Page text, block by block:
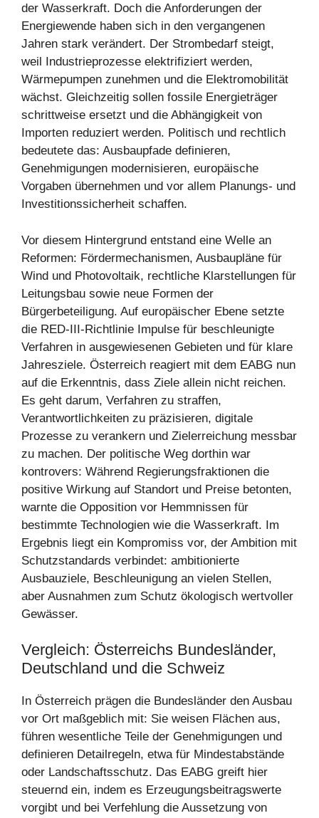
der Wasserkraft. Doch die Anforderungen der
Energiewende haben sich in den vergangenen
Jahren stark verändert. Der Strombedarf steigt,
weil Industrieprozesse elektrifiziert werden,
Wärmepumpen zunehmen und die Elektromobilität
wächst. Gleichzeitig sollen fossile Energieträger
schrittweise ersetzt und die Abhängigkeit von
Importen reduziert werden. Politisch und rechtlich
bedeutete das: Ausbaupfade definieren,
Genehmigungen modernisieren, europäische
Vorgaben übernehmen und vor allem Planungs- und
Investitionssicherheit schaffen.
Vor diesem Hintergrund entstand eine Welle an
Reformen: Fördermechanismen, Ausbaupläne für
Wind und Photovoltaik, rechtliche Klarstellungen für
Leitungsbau sowie neue Formen der
Bürgerbeteiligung. Auf europäischer Ebene setzte
die RED-III-Richtlinie Impulse für beschleunigte
Verfahren in ausgewiesenen Gebieten und für klare
Jahresziele. Österreich reagiert mit dem EABG nun
auf die Erkenntnis, dass Ziele allein nicht reichen.
Es geht darum, Verfahren zu straffen,
Verantwortlichkeiten zu präzisieren, digitale
Prozesse zu verankern und Zielerreichung messbar
zu machen. Der politische Weg dorthin war
kontrovers: Während Regierungsfraktionen die
positive Wirkung auf Standort und Preise betonten,
warnte die Opposition vor Hemmnissen für
bestimmte Technologien wie die Wasserkraft. Im
Ergebnis liegt ein Kompromiss vor, der Ambition mit
Schutzstandards verbindet: ambitionierte
Ausbauziele, Beschleunigung an vielen Stellen,
aber Ausnahmen zum Schutz ökologisch wertvoller
Gewässer.
Vergleich: Österreichs Bundesländer,
Deutschland und die Schweiz
In Österreich prägen die Bundesländer den Ausbau
vor Ort maßgeblich mit: Sie weisen Flächen aus,
führen wesentliche Teile der Genehmigungen und
definieren Detailregeln, etwa für Mindestabstände
oder Landschaftsschutz. Das EABG greift hier
steuernd ein, indem es Erzeugungsbeitragswerte
vorgibt und bei Verfehlung die Aussetzung von